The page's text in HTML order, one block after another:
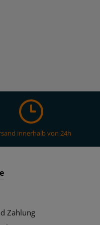
innerhalb von 24h
Zahlung